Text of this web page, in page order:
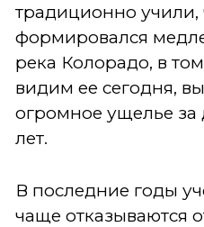
традиционно учили,
формировался
река Колорадо, в
видим ее сегодня,
огромное ущелье за
лет.
В последние годы
чаще отказываются